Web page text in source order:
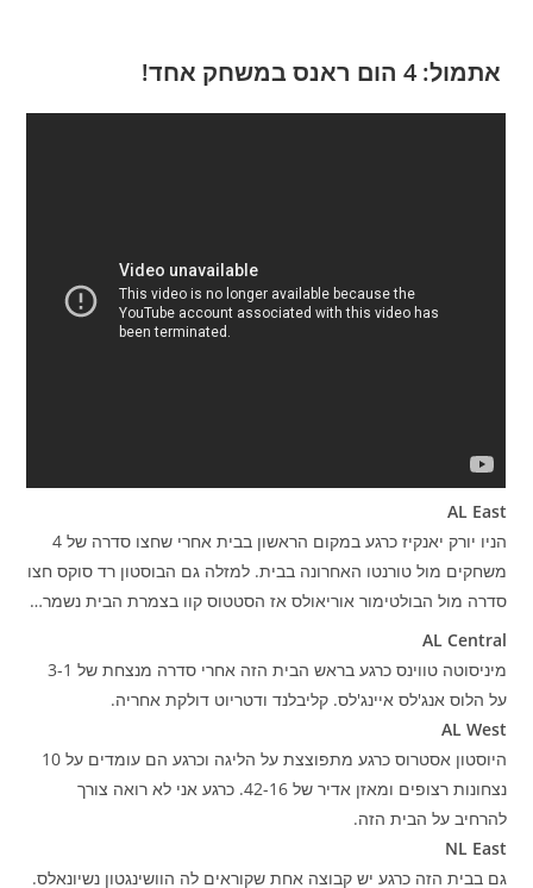
אתמול: 4 הום ראנס במשחק אחד!
AL East
הניו יורק יאנקיז כרגע במקום הראשון בבית אחרי שחצו סדרה של 4
משחקים מול טורנטו האחרונה בבית. למזלה גם הבוסטון רד סוקס חצו
סדרה מול הבולטימור אוריאולס אז הסטטוס קוו בצמרת הבית נשמר…
AL Central
מיניסוטה טווינס כרגע בראש הבית הזה אחרי סדרה מנצחת של 3-1
על הלוס אנג'לס איינג'לס. קליבלנד ודטריוט דולקת אחריה.
AL West
היוסטון אסטרוס כרגע מתפוצצת על הליגה וכרגע הם עומדים על 10
נצחונות רצופים ומאזן אדיר של 42-16. כרגע אני לא רואה צורך
להרחיב על הבית הזה.
NL East
גם בבית הזה כרגע יש קבוצה אחת שקוראים לה הוושינגטון נשיונאלס.